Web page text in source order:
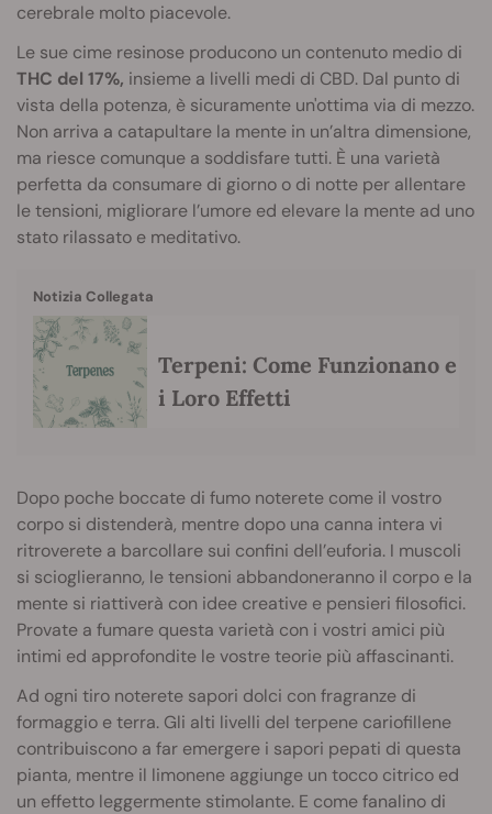
cerebrale molto piacevole.
Le sue cime resinose producono un contenuto medio di
THC del 17%, insieme a livelli medi di CBD. Dal punto di
vista della potenza, è sicuramente un'ottima via di mezzo.
Non arriva a catapultare la mente in un’altra dimensione,
ma riesce comunque a soddisfare tutti. È una varietà
perfetta da consumare di giorno o di notte per allentare
le tensioni, migliorare l’umore ed elevare la mente ad uno
stato rilassato e meditativo.
Notizia Collegata
Terpeni: Come Funzionano e
i Loro Effetti
Dopo poche boccate di fumo noterete come il vostro
corpo si distenderà, mentre dopo una canna intera vi
ritroverete a barcollare sui confini dell’euforia. I muscoli
si scioglieranno, le tensioni abbandoneranno il corpo e la
mente si riattiverà con idee creative e pensieri filosofici.
Provate a fumare questa varietà con i vostri amici più
intimi ed approfondite le vostre teorie più affascinanti.
Ad ogni tiro noterete sapori dolci con fragranze di
formaggio e terra. Gli alti livelli del terpene cariofillene
contribuiscono a far emergere i sapori pepati di questa
pianta, mentre il limonene aggiunge un tocco citrico ed
un effetto leggermente stimolante. E come fanalino di